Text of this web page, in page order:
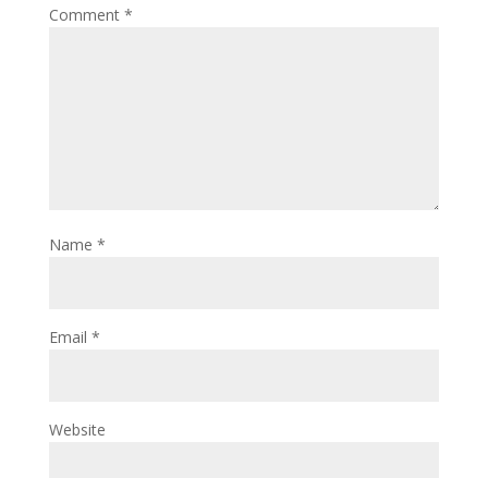
Comment *
Name *
Email *
Website